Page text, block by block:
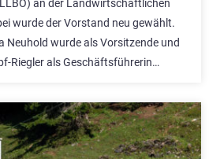
an der Landwirtschaftlichen
wurde der Vorstand neu gewählt.
Neuhold wurde als Vorsitzende und
Riegler als Geschäftsführerin…